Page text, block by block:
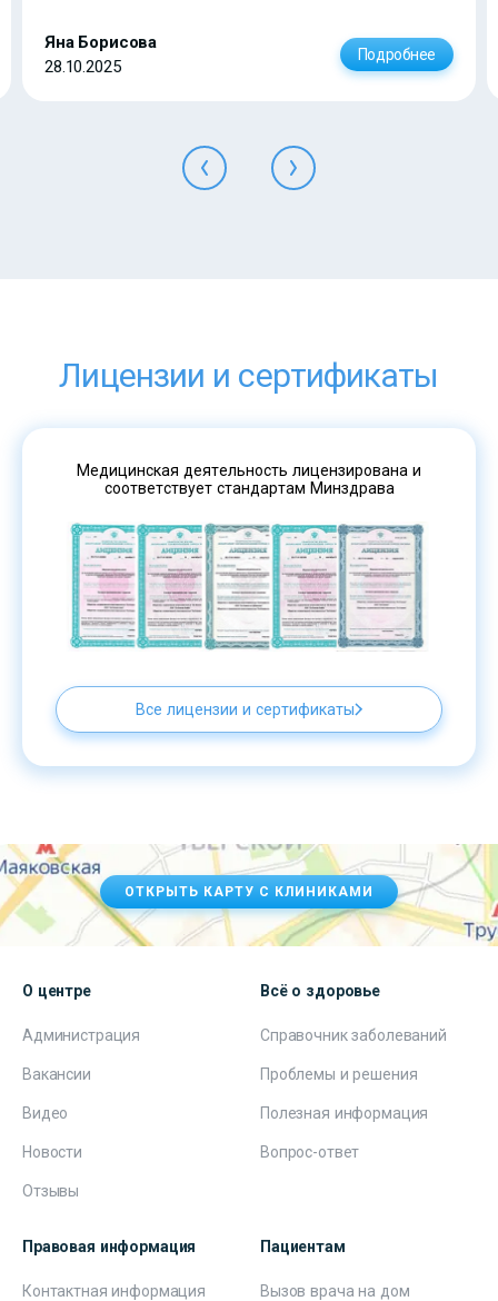
Яна Борисова
28.10.2025
Подробнее
Лицензии и сертификаты
Медицинская деятельность лицензирована и
соответствует стандартам Минздрава
Все лицензии и сертификаты
ОТКРЫТЬ КАРТУ С КЛИНИКАМИ
О центре
Администрация
Вакансии
Видео
Новости
Отзывы
Всё о здоровье
Справочник заболеваний
Проблемы и решения
Полезная информация
Вопрос-ответ
Правовая информация
Контактная информация
Пациентам
Вызов врача на дом